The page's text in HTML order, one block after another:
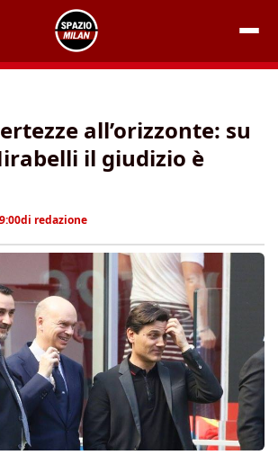
all’orizzonte: su
il giudizio è
di redazione